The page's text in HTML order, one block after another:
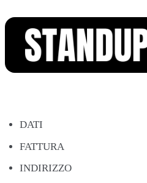
DATI
FATTURA
INDIRIZZO